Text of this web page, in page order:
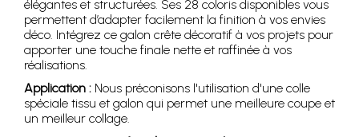
élégantes et structurées. Ses 28 coloris disponibles vous
permettent d’adapter facilement la finition à vos envies
déco. Intégrez ce galon crête décoratif à vos projets pour
apporter une touche finale nette et raffinée à vos
réalisations.
Application : Nous préconisons l'utilisation d'une colle
spéciale tissu et galon qui permet une meilleure coupe et
un meilleur collage.